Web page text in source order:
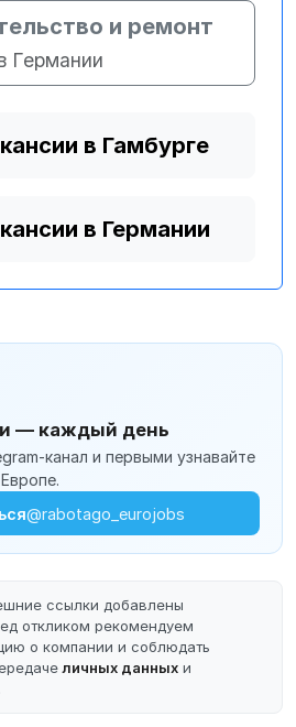
и ремонт
Германии
в Гамбурге
в Германии
— каждый день
канал и первыми узнавайте
@rabotago_eurojobs
ссылки добавлены
откликом рекомендуем
о компании и соблюдать
личных данных и